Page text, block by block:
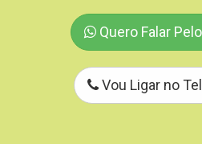
Quero Falar
Vou Ligar no